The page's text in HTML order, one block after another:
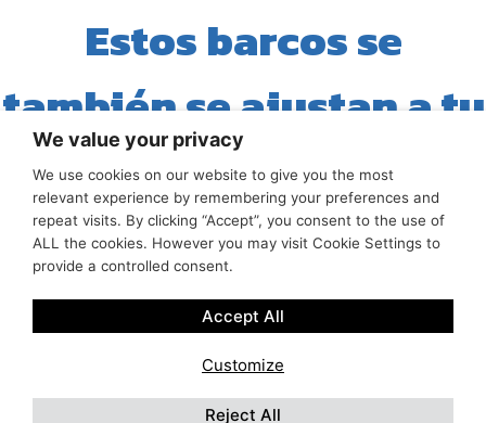
Estos barcos se
también se ajustan a tu
búsqueda
We value your privacy
We use cookies on our website to give you the most
relevant experience by remembering your preferences and
repeat visits. By clicking “Accept”, you consent to the use of
ALL the cookies. However you may visit Cookie Settings to
provide a controlled consent.
Customize
Reject All
Accept All